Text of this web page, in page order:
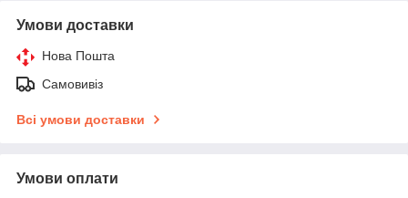
Умови доставки
Нова Пошта
Самовивіз
Всі умови доставки
Умови оплати